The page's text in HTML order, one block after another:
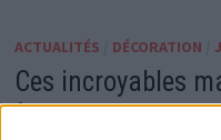
ACTUALITÉS DÉCORATION
Ces incroyables
françaises qui